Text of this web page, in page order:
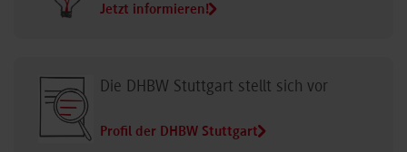
Jetzt informieren!
Die DHBW Stuttgart stellt sich vor
Profil der DHBW Stuttgart